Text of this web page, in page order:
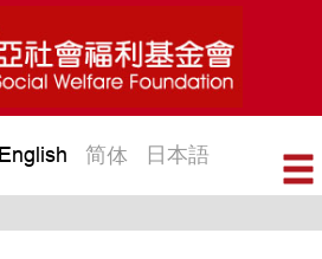
English 简体 日本語